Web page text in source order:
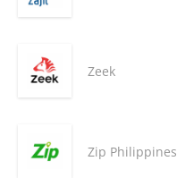
Zeek
Zip Philippines